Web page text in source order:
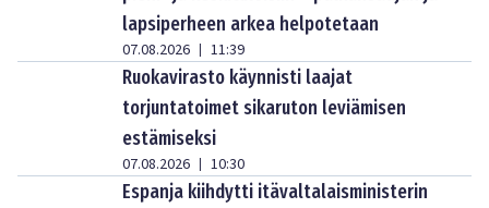
lapsiperheen arkea helpotetaan
07.08.2026 | 11:39
Ruokavirasto käynnisti laajat
torjuntatoimet sikaruton leviämisen
estämiseksi
07.08.2026 | 10:30
Espanja kiihdytti itävaltalaisministerin